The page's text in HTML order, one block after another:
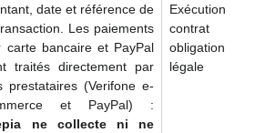
date et référence de
Les paiements
carte bancaire et PayPal
traités directement par
prestataires (Verifone e-
et PayPal) :
ne collecte ni ne
Exécution du
contrat et
obligation
légale